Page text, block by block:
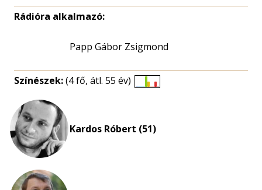
Rádióra alkalmazó:
Papp Gábor Zsigmond
Színészek:(4 fő, átl. 55 év)
Kardos Róbert (51)